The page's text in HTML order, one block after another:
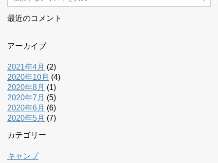
最近のコメント
アーカイブ
2021年4月 (2)
2020年10月 (4)
2020年8月 (1)
2020年7月 (5)
2020年6月 (6)
2020年5月 (7)
カテゴリー
キャンプ